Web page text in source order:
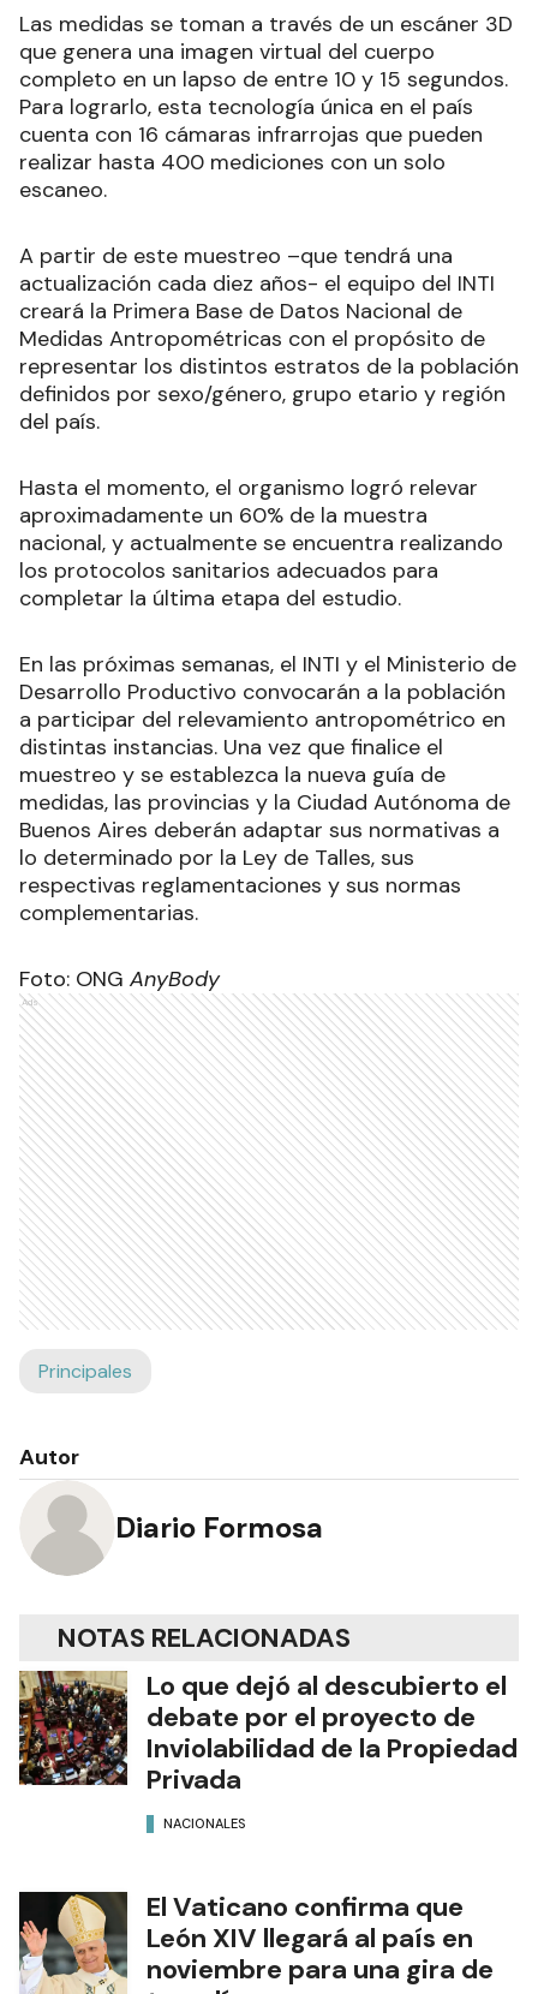
Las medidas se toman a través de un escáner 3D
que genera una imagen virtual del cuerpo
completo en un lapso de entre 10 y 15 segundos.
Para lograrlo, esta tecnología única en el país
cuenta con 16 cámaras infrarrojas que pueden
realizar hasta 400 mediciones con un solo
escaneo.
A partir de este muestreo –que tendrá una
actualización cada diez años- el equipo del INTI
creará la Primera Base de Datos Nacional de
Medidas Antropométricas con el propósito de
representar los distintos estratos de la población
definidos por sexo/género, grupo etario y región
del país.
Hasta el momento, el organismo logró relevar
aproximadamente un 60% de la muestra
nacional, y actualmente se encuentra realizando
los protocolos sanitarios adecuados para
completar la última etapa del estudio.
En las próximas semanas, el INTI y el Ministerio de
Desarrollo Productivo convocarán a la población
a participar del relevamiento antropométrico en
distintas instancias. Una vez que finalice el
muestreo y se establezca la nueva guía de
medidas, las provincias y la Ciudad Autónoma de
Buenos Aires deberán adaptar sus normativas a
lo determinado por la Ley de Talles, sus
respectivas reglamentaciones y sus normas
complementarias.
Foto: ONG AnyBody
Ads
Principales
Autor
Diario Formosa
NOTAS RELACIONADAS
Lo que dejó al descubierto el
debate por el proyecto de
Inviolabilidad de la Propiedad
Privada
NACIONALES
El Vaticano confirma que
León XIV llegará al país en
noviembre para una gira de